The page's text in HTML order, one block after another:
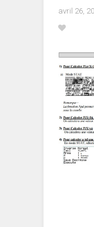
avril 26,